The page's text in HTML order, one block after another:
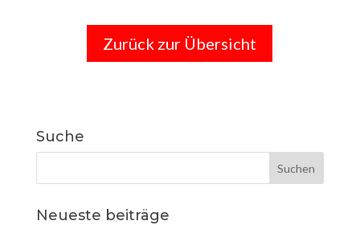
Zurück zur Übersicht
Suche
Neueste beiträge